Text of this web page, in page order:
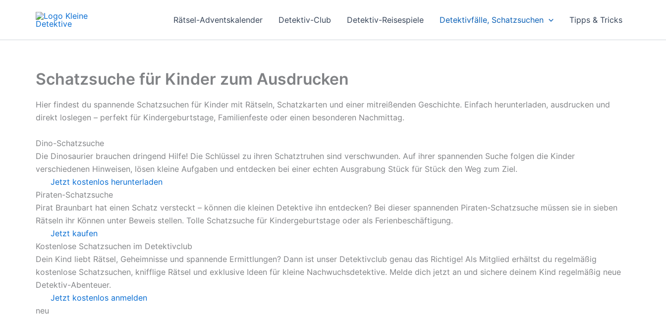
Rätsel-Adventskalender Detektiv-Club Detektiv-Reisespiele Detektivfälle, Schatzsuchen Tipps & Tricks
Schatzsuche für Kinder zum Ausdrucken
Hier findest du spannende Schatzsuchen für Kinder mit Rätseln, Schatzkarten und einer mitreißenden Geschichte. Einfach herunterladen, ausdrucken und
direkt loslegen – perfekt für Kindergeburtstage, Familienfeste oder einen besonderen Nachmittag.
Dino-Schatzsuche
Die Dinosaurier brauchen dringend Hilfe! Die Schlüssel zu ihren Schatztruhen sind verschwunden. Auf ihrer spannenden Suche folgen die Kinder
verschiedenen Hinweisen, lösen kleine Aufgaben und entdecken bei einer echten Ausgrabung Stück für Stück den Weg zum Ziel.
Jetzt kostenlos herunterladen
Piraten-Schatzsuche
Pirat Braunbart hat einen Schatz versteckt – können die kleinen Detektive ihn entdecken? Bei dieser spannenden Piraten-Schatzsuche müssen sie in sieben
Rätseln ihr Können unter Beweis stellen. Tolle Schatzsuche für Kindergeburtstage oder als Ferienbeschäftigung.
Jetzt kaufen
Kostenlose Schatzsuchen im Detektivclub
Dein Kind liebt Rätsel, Geheimnisse und spannende Ermittlungen? Dann ist unser Detektivclub genau das Richtige! Als Mitglied erhältst du regelmäßig
kostenlose Schatzsuchen, knifflige Rätsel und exklusive Ideen für kleine Nachwuchsdetektive. Melde dich jetzt an und sichere deinem Kind regelmäßig neue
Detektiv-Abenteuer.
Jetzt kostenlos anmelden
neu